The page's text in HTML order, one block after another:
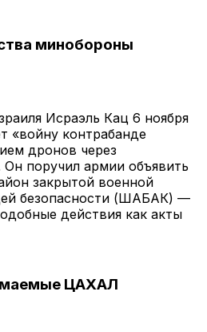
минобороны
Исраэль Кац 6 ноября
«войну контрабанде
дронов через
Он поручил армии объявить
закрытой военной
безопасности (ШАБАК) —
действия как акты
ЦАХАЛ